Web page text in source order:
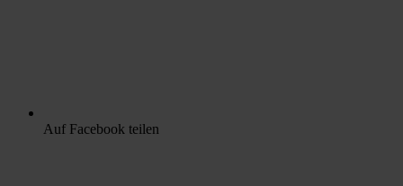
Auf Facebook teilen